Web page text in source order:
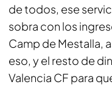
de todos, ese
sobra con los
Camp de Mestalla,
eso, y el resto de
Valencia CF para